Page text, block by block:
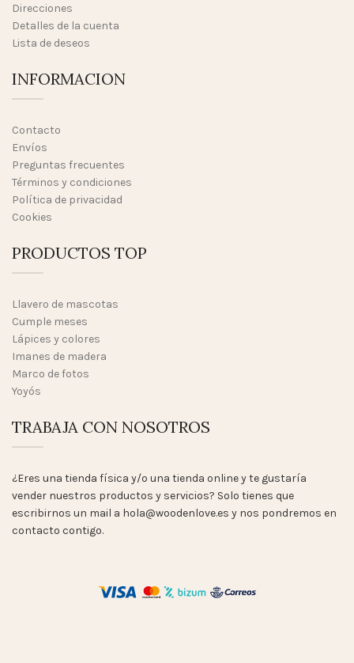
Direcciones
Detalles de la cuenta
Lista de deseos
INFORMACION
Contacto
Envíos
Preguntas frecuentes
Términos y condiciones
Política de privacidad
Cookies
PRODUCTOS TOP
Llavero de mascotas
Cumple meses
Lápices y colores
Imanes de madera
Marco de fotos
Yoyós
TRABAJA CON NOSOTROS
¿Eres una tienda física y/o una tienda online y te gustaría
vender nuestros productos y servicios? Solo tienes que
escribirnos un mail a hola@woodenlove.es y nos pondremos en
contacto contigo.